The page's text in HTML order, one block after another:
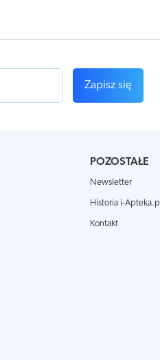
Zapisz się
POZOSTAŁE
Newsletter
Historia i-Apteka.pl
Kontakt